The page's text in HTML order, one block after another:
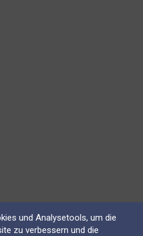
und Analysetools, um die
zu verbessern und die